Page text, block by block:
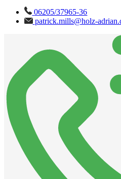
06205/37965-36
patrick.mills@holz-